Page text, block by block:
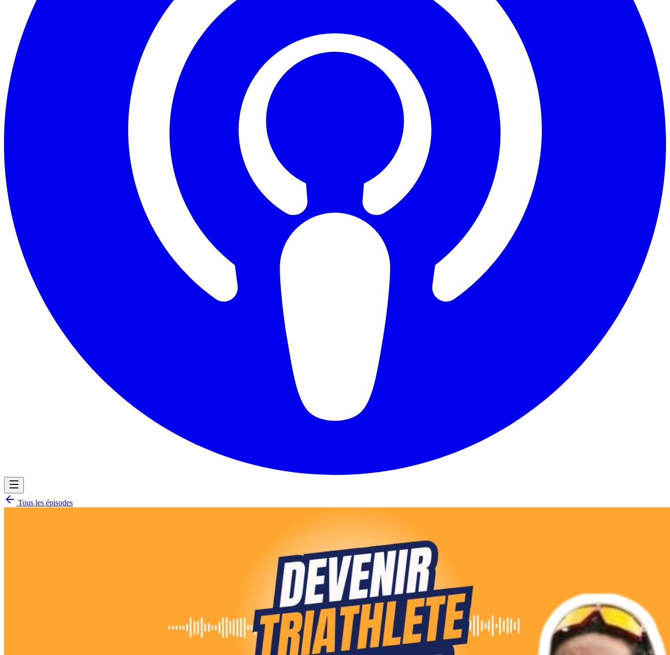
Tous les épisodes